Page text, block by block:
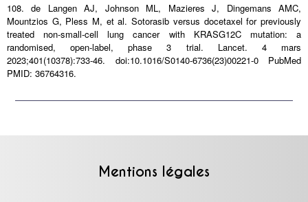
108. de Langen AJ, Johnson ML, Mazieres J, Dingemans AMC,
Mountzios G, Pless M, et al. Sotorasib versus docetaxel for previously
treated non-small-cell lung cancer with KRASG12C mutation: a
randomised, open-label, phase 3 trial. Lancet. 4 mars
2023;401(10378):733‑46. doi:10.1016/S0140-6736(23)00221-0 PubMed
PMID: 36764316.
Mentions légales